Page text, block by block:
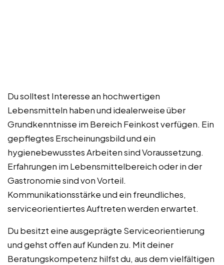
Du solltest Interesse an hochwertigen
Lebensmitteln haben und idealerweise über
Grundkenntnisse im Bereich Feinkost verfügen. Ein
gepflegtes Erscheinungsbild und ein
hygienebewusstes Arbeiten sind Voraussetzung.
Erfahrungen im Lebensmittelbereich oder in der
Gastronomie sind von Vorteil.
Kommunikationsstärke und ein freundliches,
serviceorientiertes Auftreten werden erwartet.
Du besitzt eine ausgeprägte Serviceorientierung
und gehst offen auf Kunden zu. Mit deiner
Beratungskompetenz hilfst du, aus dem vielfältigen